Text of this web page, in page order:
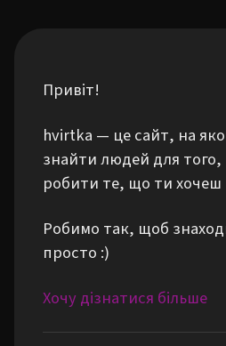
Привіт!
hvirtka — це сайт, на
знайти людей для
робити те, що ти хочеш
Робимо так, щоб
просто :)
Хочу дізнатися більше